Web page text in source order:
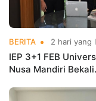
BERITA 2 hari yang
IEP 3+1 FEB
Nusa Mandiri Bekali
Kerja Sebelum Lulus